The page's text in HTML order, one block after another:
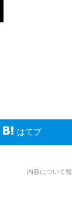
はてブ
内容について